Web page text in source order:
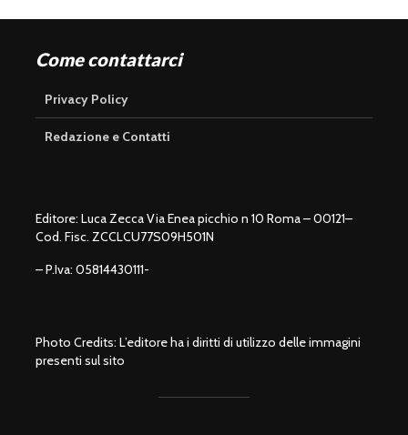
Come contattarci
Privacy Policy
Redazione e Contatti
Editore: Luca Zecca Via Enea picchio n 10 Roma – 00121–
Cod. Fisc. ZCCLCU77S09H501N
– P.Iva: 05814430111-
Photo Credits: L’editore ha i diritti di utilizzo delle immagini
presenti sul sito